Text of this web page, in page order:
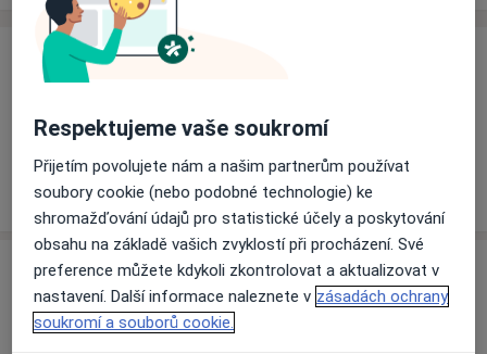
Ceník
Tento specialista ještě nepřidával žádné informace o
svých službách.
Adresa
Ordinace praktického zubního lékaře
Respektujeme vaše soukromí
Přijetím povolujete nám a našim partnerům používat
soubory cookie (nebo podobné technologie) ke
shromažďování údajů pro statistické účely a poskytování
obsahu na základě vašich zvyklostí při procházení. Své
preference můžete kdykoli zkontrolovat a aktualizovat v
nastavení. Další informace naleznete v zásadách ochrany
soukromí a souborů cookie.